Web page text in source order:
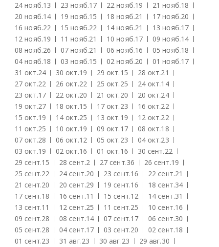
24 нояб.13 23 нояб.17 22 нояб.19 21 нояб.18
20 нояб.14 19 нояб.15 18 нояб.21 17 нояб.20
16 нояб.22 15 нояб.22 14 нояб.21 13 нояб.17
12 нояб.19 11 нояб.21 10 нояб.17 09 нояб.14
08 нояб.26 07 нояб.21 06 нояб.16 05 нояб.18
04 нояб.18 03 нояб.15 02 нояб.20 01 нояб.17
31 окт.24 30 окт.19 29 окт.15 28 окт.21
27 окт.22 26 окт.22 25 окт.25 24 окт.14
23 окт.17 22 окт.20 21 окт.20 20 окт.24
19 окт.27 18 окт.15 17 окт.23 16 окт.22
15 окт.19 14 окт.25 13 окт.19 12 окт.22
11 окт.25 10 окт.19 09 окт.17 08 окт.18
07 окт.28 06 окт.12 05 окт.23 04 окт.23
03 окт.19 02 окт.16 01 окт.16 30 сент.22
29 сент.15 28 сент.2 27 сент.36 26 сент.19
25 сент.22 24 сент.20 23 сент.16 22 сент.21
21 сент.20 20 сент.29 19 сент.16 18 сент.34
17 сент.18 16 сент.11 15 сент.12 14 сент.31
13 сент.11 12 сент.25 11 сент.25 10 сент.16
09 сент.28 08 сент.14 07 сент.17 06 сент.30
05 сент.28 04 сент.17 03 сент.20 02 сент.18
01 сент.23 31 авг.23 30 авг.23 29 авг.30